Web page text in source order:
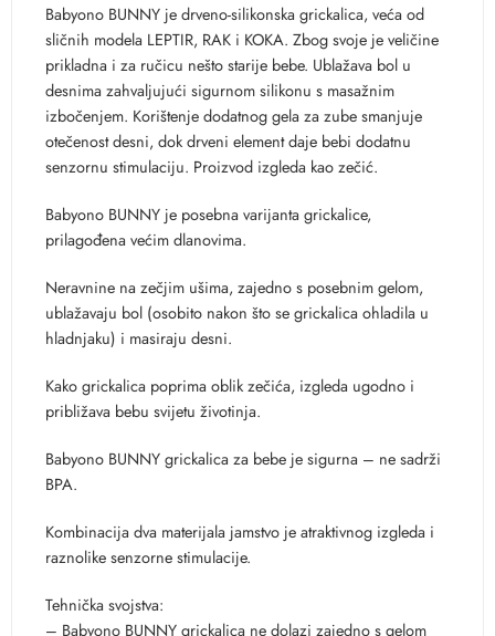
Babyono BUNNY je drveno-silikonska grickalica, veća od
sličnih modela LEPTIR, RAK i KOKA. Zbog svoje je veličine
prikladna i za ručicu nešto starije bebe. Ublažava bol u
desnima zahvaljujući sigurnom silikonu s masažnim
izbočenjem. Korištenje dodatnog gela za zube smanjuje
otečenost desni, dok drveni element daje bebi dodatnu
senzornu stimulaciju. Proizvod izgleda kao zečić.
Babyono BUNNY je posebna varijanta grickalice,
prilagođena većim dlanovima.
Neravnine na zečjim ušima, zajedno s posebnim gelom,
ublažavaju bol (osobito nakon što se grickalica ohladila u
hladnjaku) i masiraju desni.
Kako grickalica poprima oblik zečića, izgleda ugodno i
približava bebu svijetu životinja.
Babyono BUNNY grickalica za bebe je sigurna – ne sadrži
BPA.
Kombinacija dva materijala jamstvo je atraktivnog izgleda i
raznolike senzorne stimulacije.
Tehnička svojstva:
– Babyono BUNNY grickalica ne dolazi zajedno s gelom